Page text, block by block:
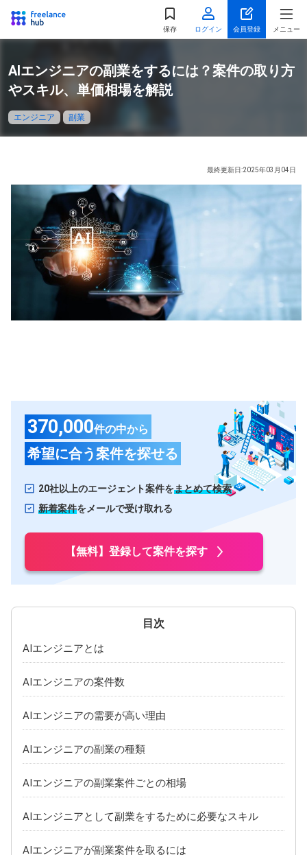
保存 ログイン 会員登録 メニュー
AIエンジニアの副業をするには？案件の取り方
やスキル、単価相場を解説
エンジニア 副業
最終更新日:2025年03月04日
370,000件の中から
希望に合う案件を探せる
20社以上のエージェント案件をまとめて検索
新着案件をメールで受け取れる
【無料】登録して案件を探す
AIエンジニアとは
AIエンジニアの案件数
AIエンジニアの需要が高い理由
AIエンジニアの副業の種類
AIエンジニアの副業案件ごとの相場
AIエンジニアとして副業をするために必要なスキル
AIエンジニアが副業案件を取るには
都道府県
東京都 神奈川県
茨城県 栃木県
北海道・東北
北海道 宮城県
福島県
秋田県
東海
愛知県
岐阜県 三重県
関西
滋賀県
奈良県
中国
四国
徳島県 高知県
九州・沖縄